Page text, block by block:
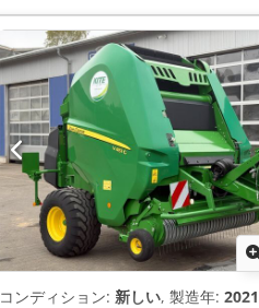
コンディション: 新しい, 製造年: 2021